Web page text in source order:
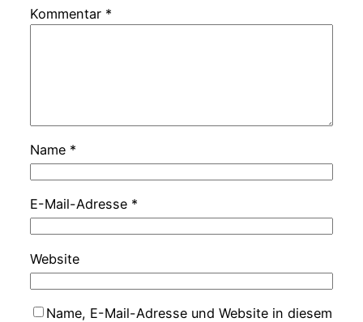
Kommentar *
Name *
E-Mail-Adresse *
Website
Name, E-Mail-Adresse und Website in diesem